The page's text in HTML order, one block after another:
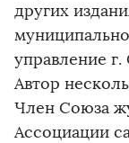
других
управление г.
Автор
Член Союза
Ассоциации